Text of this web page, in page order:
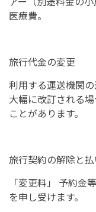
医療費。
旅行代金の変更
利用する運送機関
大幅に改訂される
ことがあります。
旅行契約の解除と
「変更料」 予約金
を申し受けます。